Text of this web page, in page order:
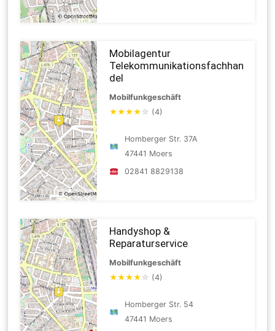
Mobilagentur
Telekommunikationsfachhan
del
Mobilfunkgeschäft
★★★★ ☆ (4)
Homberger Str. 37A
47441 Moers
02841 8829138
Handyshop &
Reparaturservice
Mobilfunkgeschäft
★★★★ ☆ (4)
Homberger Str. 54
47441 Moers